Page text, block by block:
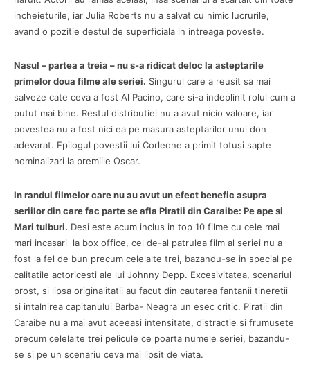
incheieturile, iar Julia Roberts nu a salvat cu nimic lucrurile,
avand o pozitie destul de superficiala in intreaga poveste.
Nasul – partea a treia – nu s-a ridicat deloc la asteptarile
primelor doua filme ale seriei. Singurul care a reusit sa mai
salveze cate ceva a fost Al Pacino, care si-a indeplinit rolul cum a
putut mai bine. Restul distributiei nu a avut nicio valoare, iar
povestea nu a fost nici ea pe masura asteptarilor unui don
adevarat. Epilogul povestii lui Corleone a primit totusi sapte
nominalizari la premiile Oscar.
In randul filmelor care nu au avut un efect benefic asupra
seriilor din care fac parte se afla Piratii din Caraibe: Pe ape si
Mari tulburi. Desi este acum inclus in top 10 filme cu cele mai
mari incasari la box office, cel de-al patrulea film al seriei nu a
fost la fel de bun precum celelalte trei, bazandu-se in special pe
calitatile actoricesti ale lui Johnny Depp. Excesivitatea, scenariul
prost, si lipsa originalitatii au facut din cautarea fantanii tineretii
si intalnirea capitanului Barba- Neagra un esec critic. Piratii din
Caraibe nu a mai avut aceeasi intensitate, distractie si frumusete
precum celelalte trei pelicule ce poarta numele seriei, bazandu-
se si pe un scenariu ceva mai lipsit de viata.